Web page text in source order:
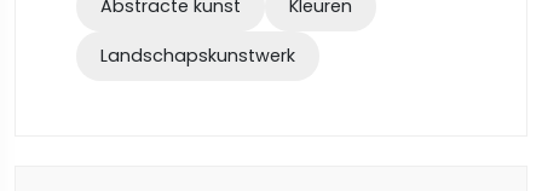
Abstracte kunst Kleuren
Landschapskunstwerk